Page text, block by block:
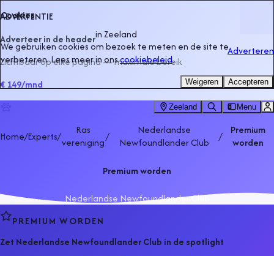
ADVERTENTIE
Adverteer in de headerinZeeland
Zichtbaar op elke pagina — maximale bereik
€ 149/mnd
Adverteren
Zeeland Menu
Home/Experts/
Ras
vereniging/
Nederlandse
Newfoundlander Club
/
Premium
worden
Premium worden
Nederlandse Newfoundlander Club
PREMIUM WORDEN
Zet Nederlandse Newfoundlander Club in de spotlight
Cookies
We gebruiken cookies om bezoek te meten en de site te
verbeteren. Lees meer in onscookiebeleid.
Weigeren Accepteren